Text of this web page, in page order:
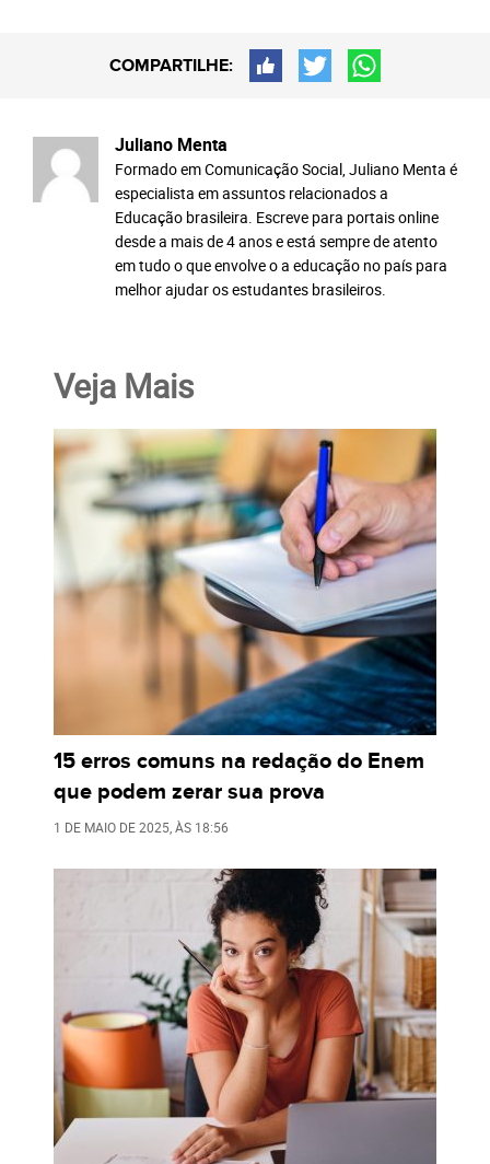
COMPARTILHE:
Juliano Menta
Formado em Comunicação Social, Juliano Menta é
especialista em assuntos relacionados a
Educação brasileira. Escreve para portais online
desde a mais de 4 anos e está sempre de atento
em tudo o que envolve o a educação no país para
melhor ajudar os estudantes brasileiros.
Veja Mais
15 erros comuns na redação do Enem
que podem zerar sua prova
1 DE MAIO DE 2025 , ÀS 18:56